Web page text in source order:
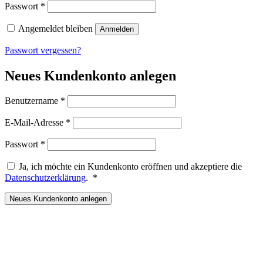
Passwort *
Angemeldet bleiben Anmelden
Passwort vergessen?
Neues Kundenkonto anlegen
Benutzername *
E-Mail-Adresse *
Passwort *
Ja, ich möchte ein Kundenkonto eröffnen und akzeptiere die
Datenschutzerklärung. *
Neues Kundenkonto anlegen